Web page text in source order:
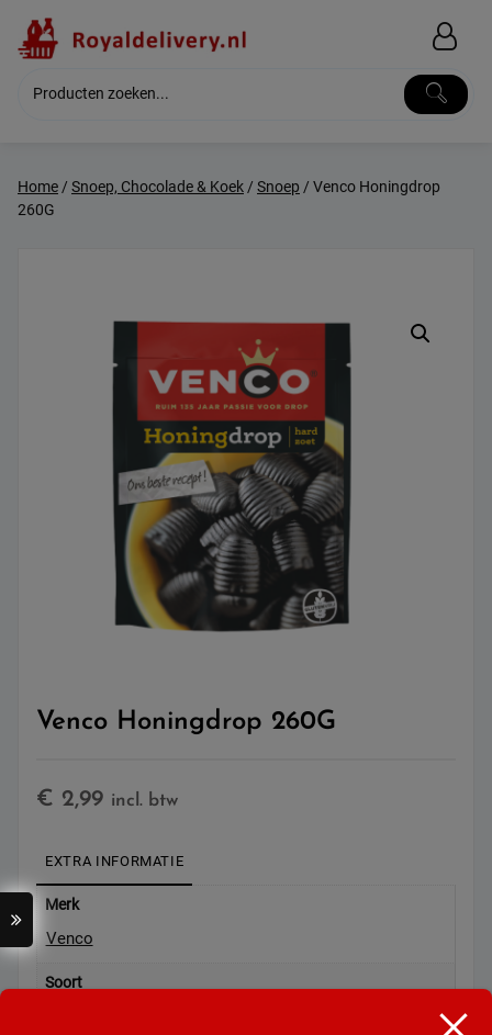
content
Home/ Snoep, Chocolade & Koek/ Snoep / Venco Honingdrop
260G
Venco Honingdrop 260G
€ 2,99 incl. btw
EXTRA INFORMATIE
Merk
Venco
Soort